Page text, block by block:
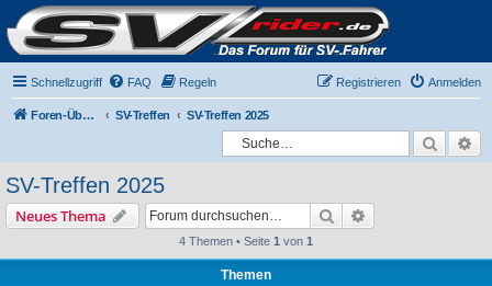
Schnellzugriff FAQ Regeln Anmelden
Registrieren
Foren-Übersicht SV-Treffen SV-Treffen 2025
Suche
SV-Treffen 2025
Neues Thema Suche
4 Themen • Seite 1 von 1
Themen